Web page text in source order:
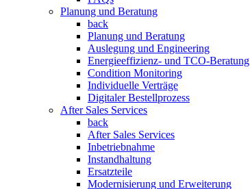
Planung und Beratung
back
Planung und Beratung
Auslegung und Engineering
Energieeffizienz- und TCO-Beratung
Condition Monitoring
Individuelle Verträge
Digitaler Bestellprozess
After Sales Services
back
After Sales Services
Inbetriebnahme
Instandhaltung
Ersatzteile
Modernisierung und Erweiterung